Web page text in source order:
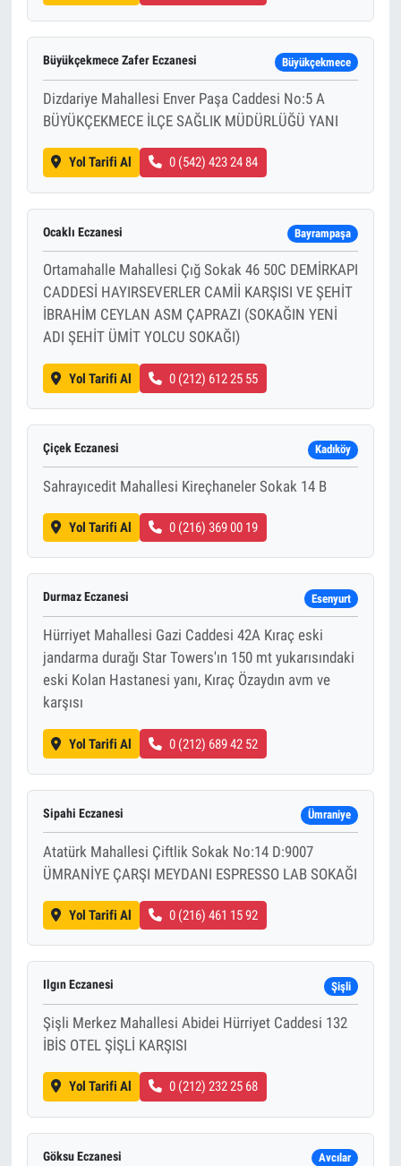
Büyükçekmece Zafer Eczanesi Büyükçekmece
Dizdariye Mahallesi Enver Paşa Caddesi No:5 A
BÜYÜKÇEKMECE İLÇE SAĞLIK MÜDÜRLÜĞÜ YANI
Yol Tarifi Al 0 (542) 423 24 84
Ocaklı Eczanesi Bayrampaşa
Ortamahalle Mahallesi Çığ Sokak 46 50C DEMİRKAPI
CADDESİ HAYIRSEVERLER CAMİİ KARŞISI VE ŞEHİT
İBRAHİM CEYLAN ASM ÇAPRAZI (SOKAĞIN YENİ
ADI ŞEHİT ÜMİT YOLCU SOKAĞI)
Yol Tarifi Al 0 (212) 612 25 55
Çiçek Eczanesi Kadıköy
Sahrayıcedit Mahallesi Kireçhaneler Sokak 14 B
Yol Tarifi Al 0 (216) 369 00 19
Durmaz Eczanesi Esenyurt
Hürriyet Mahallesi Gazi Caddesi 42A Kıraç eski
jandarma durağı Star Towers'ın 150 mt yukarısındaki
eski Kolan Hastanesi yanı, Kıraç Özaydın avm ve
karşısı
Yol Tarifi Al 0 (212) 689 42 52
Sipahi Eczanesi Ümraniye
Atatürk Mahallesi Çiftlik Sokak No:14 D:9007
ÜMRANİYE ÇARŞI MEYDANI ESPRESSO LAB SOKAĞI
Yol Tarifi Al 0 (216) 461 15 92
Ilgın Eczanesi Şişli
Şişli Merkez Mahallesi Abidei Hürriyet Caddesi 132
İBİS OTEL ŞİŞLİ KARŞISI
Yol Tarifi Al 0 (212) 232 25 68
Göksu Eczanesi Avcılar